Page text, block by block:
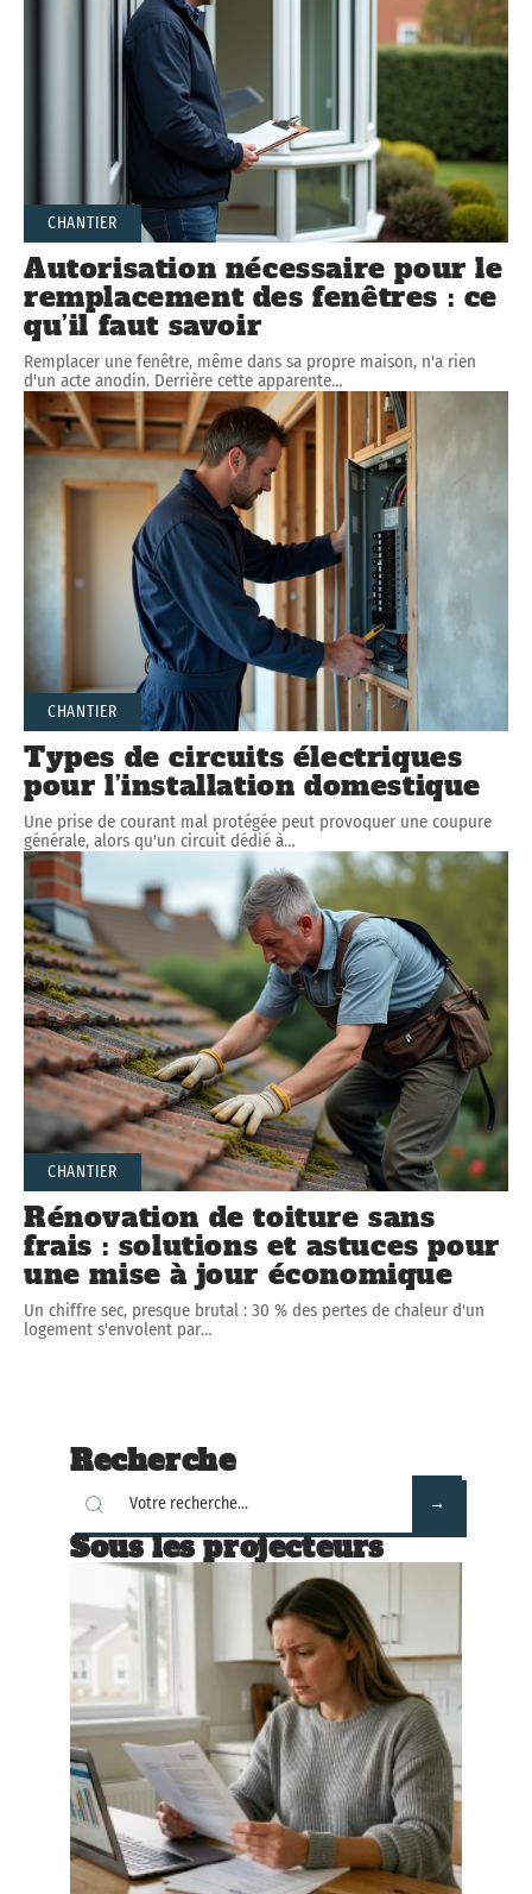
CHANTIER
Autorisation nécessaire pour le
remplacement des fenêtres : ce
qu’il faut savoir
Remplacer une fenêtre, même dans sa propre maison, n'a rien
d'un acte anodin. Derrière cette apparente…
CHANTIER
Types de circuits électriques
pour l’installation domestique
Une prise de courant mal protégée peut provoquer une coupure
générale, alors qu'un circuit dédié à…
CHANTIER
Rénovation de toiture sans
frais : solutions et astuces pour
une mise à jour économique
Un chiffre sec, presque brutal : 30 % des pertes de chaleur d'un
logement s'envolent par…
Recherche
Sous les projecteurs